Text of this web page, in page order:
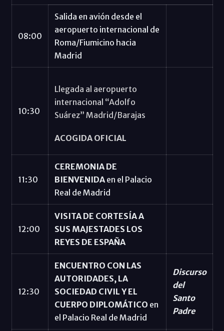
08:00
Salida en avión desde el
aeropuerto internacional de
Roma/Fiumicino hacia
Madrid
10:30
Llegada al aeropuerto
internacional “Adolfo
Suárez” Madrid/Barajas
ACOGIDA OFICIAL
11:30
CEREMONIA DE
BIENVENIDA en el Palacio
Real de Madrid
12:00
VISITA DE CORTESÍA A
SUS MAJESTADES LOS
REYES DE ESPAÑA
12:30
ENCUENTRO CON LAS
AUTORIDADES, LA
SOCIEDAD CIVIL Y EL
CUERPO DIPLOMÁTICO en
el Palacio Real de Madrid
Discurso
del
Santo
Padre